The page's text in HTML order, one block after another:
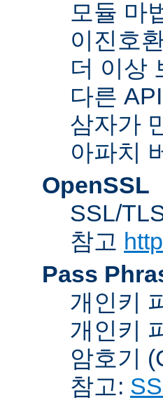
모듈 마
이진호
더 이상
다른
삼자가
아파치
OpenSSL
SSL/
참고
Pass
개인키
개인키
암호기
참고: